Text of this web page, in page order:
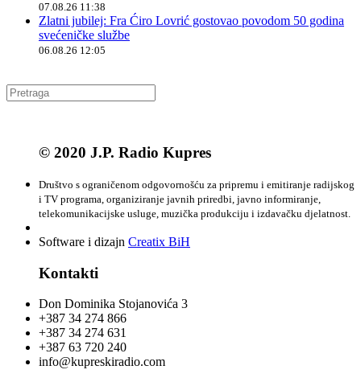
07.08.26 11:38
Zlatni jubilej: Fra Ćiro Lovrić gostovao povodom 50 godina
svećeničke službe
06.08.26 12:05
© 2020 J.P. Radio Kupres
Društvo s ograničenom odgovornošću za pripremu i emitiranje radijskog
i TV programa, organiziranje javnih priredbi, javno informiranje,
telekomunikacijske usluge, muzička produkciju i izdavačku djelatnost.
Software i dizajn Creatix BiH
Kontakti
Don Dominika Stojanovića 3
+387 34 274 866
+387 34 274 631
+387 63 720 240
info@kupreskiradio.com